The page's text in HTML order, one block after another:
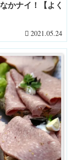
かナイ！【よく
2021.05.24